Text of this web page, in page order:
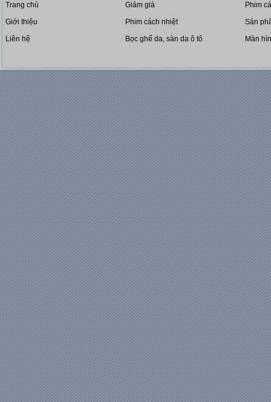
Trang chủ
Giới thiệu
Liên hệ
Giảm giá
Phim cách nhiệt
Bọc ghế da, sàn da ô tô
Phim
Sản
Màn